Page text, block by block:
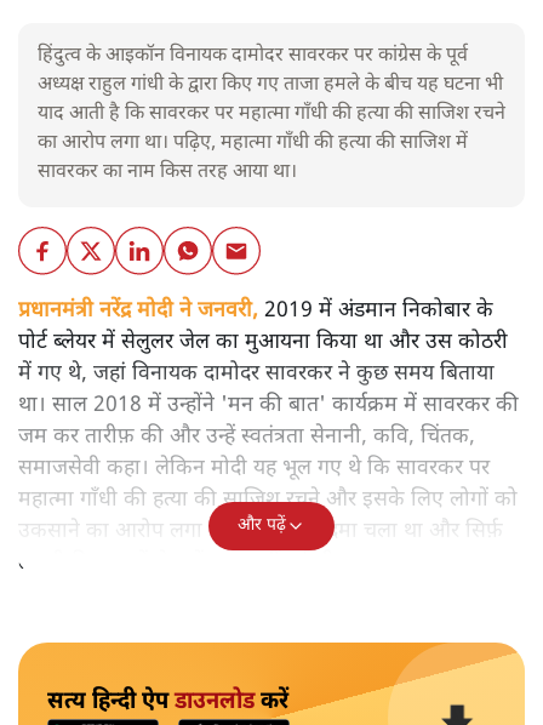
हिंदुत्व के आइकॉन विनायक दामोदर सावरकर पर कांग्रेस के पूर्व
अध्यक्ष राहुल गांधी के द्वारा किए गए ताजा हमले के बीच यह घटना भी
याद आती है कि सावरकर पर महात्मा गाँधी की हत्या की साजिश रचने
का आरोप लगा था। पढ़िए, महात्मा गाँधी की हत्या की साजिश में
सावरकर का नाम किस तरह आया था।
प्रधानमंत्री नरेंद्र मोदी ने जनवरी, 2019 में अंडमान निकोबार के
पोर्ट ब्लेयर में सेलुलर जेल का मुआयना किया था और उस कोठरी
में गए थे, जहां विनायक दामोदर सावरकर ने कुछ समय बिताया
था। साल 2018 में उन्होंने 'मन की बात' कार्यक्रम में सावरकर की
जम कर तारीफ़ की और उन्हें स्वतंत्रता सेनानी, कवि, चिंतक,
समाजसेवी कहा। लेकिन मोदी यह भूल गए थे कि सावरकर पर
महात्मा गाँधी की हत्या की साजिश रचने और इसके लिए लोगों को
उकसाने का आरोप लगा था, उन पर मुक़दमा चला था और सिर्फ़
तकनीकी कारणों से उन्हें सज़ा नहीं हुई थी।
और पढ़ें
सत्य हिन्दी ऐपडाउनलोडकरें